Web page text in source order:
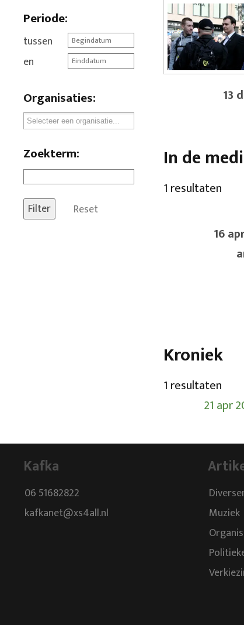
Periode:
tussen
en
Organisaties:
Zoekterm:
Reset
13
In de
1 resultaten
16
Kroniek
1 resultaten
21 apr
Kafka
06 51682822
kafkanet@xs4all.nl
Muziek